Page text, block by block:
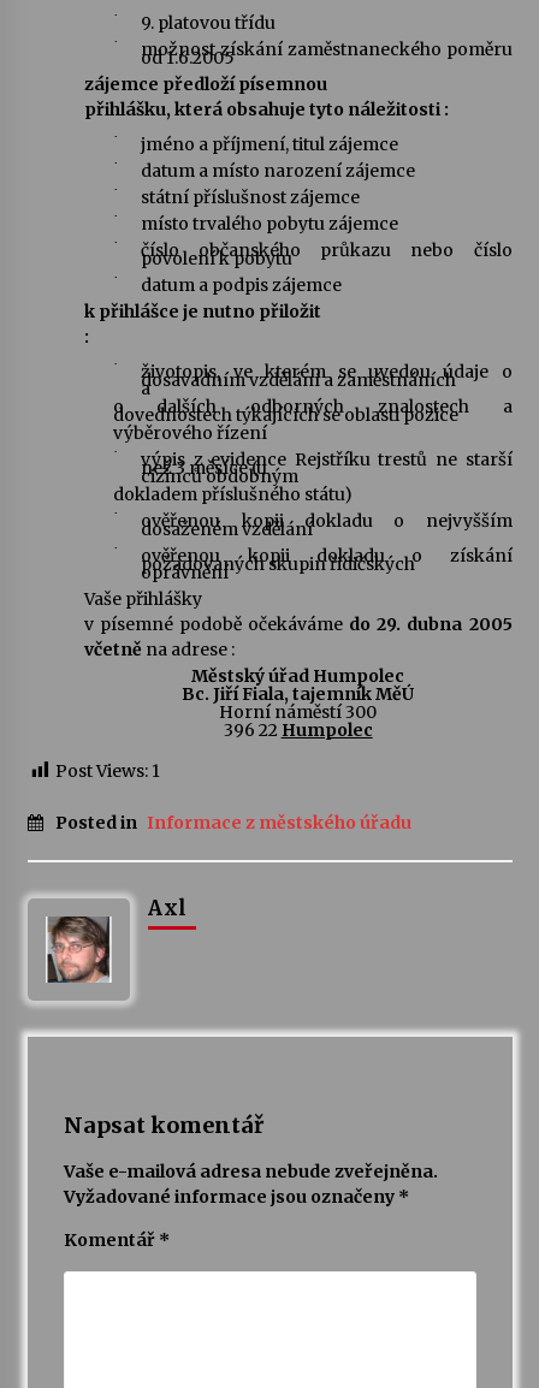
· 9. platovou třídu
· možnost získání zaměstnaneckého poměru
od 1.6.2005
zájemce předloží písemnou
přihlášku, která obsahuje tyto náležitosti :
· jméno a příjmení, titul zájemce
· datum a místo narození zájemce
· státní příslušnost zájemce
· místo trvalého pobytu zájemce
· číslo občanského průkazu nebo číslo
povolení k pobytu
·
datum a podpis zájemce
k přihlášce je nutno přiložit
:
· životopis, ve kterém se uvedou údaje o
dosavadním vzdělání a zaměstnáních
a
o dalších odborných znalostech a
dovednostech týkajících se oblasti pozice
výběrového řízení
· výpis z evidence Rejstříku trestů ne starší
než 3 měsíce (u
cizinců obdobným
dokladem příslušného státu)
· ověřenou kopii dokladu o nejvyšším
dosaženém vzdělání
· ověřenou kopii dokladu o získání
požadovaných skupin řidičských
oprávnění
Vaše přihlášky
v písemné podobě očekáváme do 29. dubna 2005
včetně na adrese :
Městský úřad Humpolec
Bc. Jiří Fiala, tajemník MěÚ
Horní náměstí 300
396 22 Humpolec
Post Views: 1
Posted in Informace z městského úřadu
Axl
Napsat komentář
Vaše e-mailová adresa nebude zveřejněna.
Vyžadované informace jsou označeny *
Komentář *